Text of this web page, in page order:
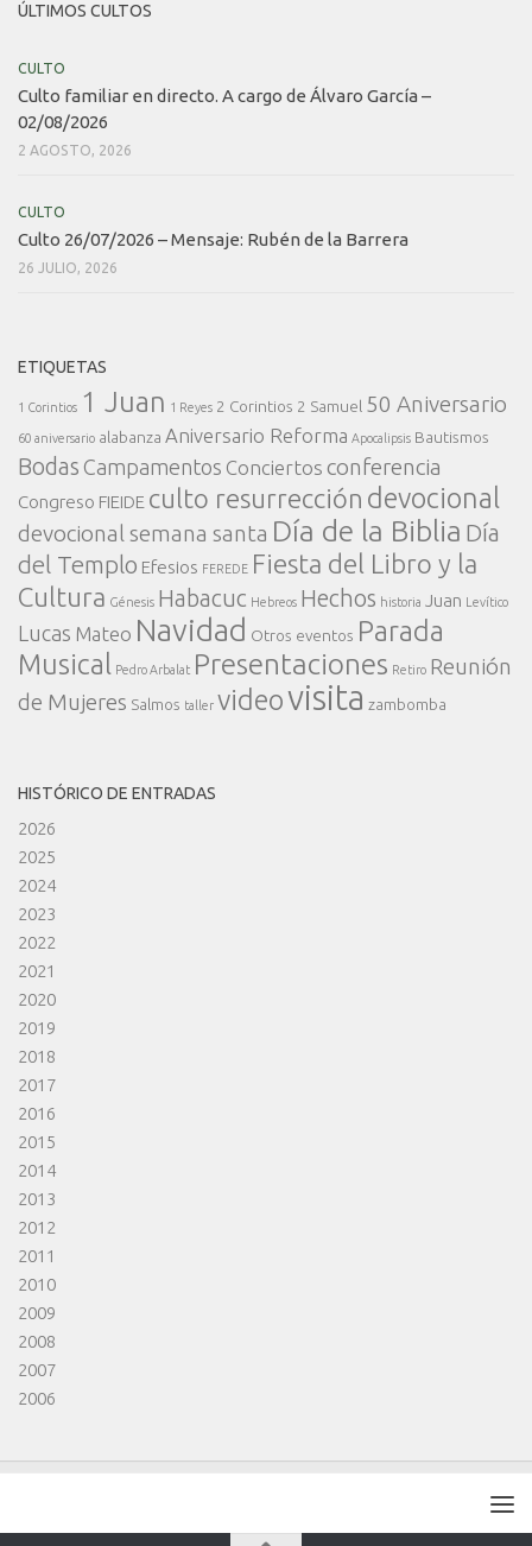
ÚLTIMOS CULTOS
CULTO
Culto familiar en directo. A cargo de Álvaro García –
02/08/2026
2 AGOSTO, 2026
CULTO
Culto 26/07/2026 – Mensaje: Rubén de la Barrera
26 JULIO, 2026
ETIQUETAS
1 Corintios 1 Juan 1 Reyes 2 Corintios 2 Samuel 50 Aniversario
60 aniversario alabanza Aniversario Reforma Apocalipsis Bautismos
Bodas Campamentos Conciertos conferencia
Congreso FIEIDE culto resurrección devocional
devocional semana santa Día de la Biblia Día
del Templo Efesios FEREDE Fiesta del Libro y la
Cultura Génesis Habacuc Hebreos Hechos historia Juan Levítico
Lucas Mateo Navidad Otros eventos Parada
Musical
Pedro Arbalat Presentaciones Retiro Reunión
de Mujeres Salmos taller videovisita zambomba
HISTÓRICO DE ENTRADAS
2026
2025
2024
2023
2022
2021
2020
2019
2018
2017
2016
2015
2014
2013
2012
2011
2010
2009
2008
2007
2006